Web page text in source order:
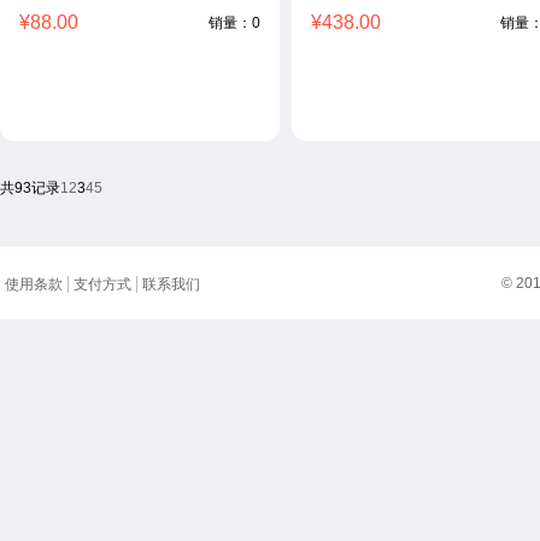
¥88.00 销量：0 ¥438.00 销量
共93记录12345
©
使用条款 支付方式 联系我们